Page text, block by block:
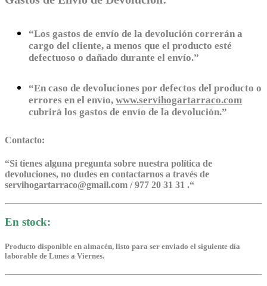
“Los gastos de envío de la devolución correrán a
cargo del cliente, a menos que el producto esté
defectuoso o dañado durante el envío.”
“En caso de devoluciones por defectos del producto o
errores en el envío, www.servihogartarraco.com
cubrirá los gastos de envío de la devolución.”
Contacto:
“Si tienes alguna pregunta sobre nuestra política de
devoluciones, no dudes en contactarnos a través de
servihogartarraco@gmail.com / 977 20 31 31 .“
En stock:
Producto disponible en almacén, listo para ser enviado el siguiente día
laborable de Lunes a Viernes.